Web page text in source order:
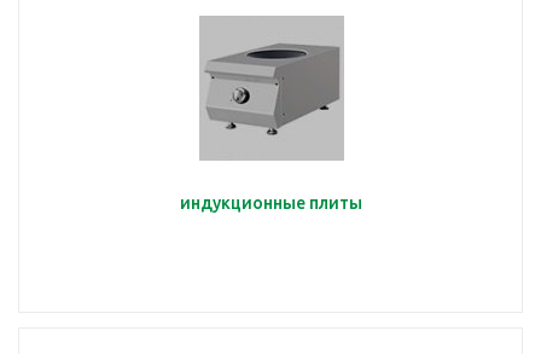
индукционные плиты